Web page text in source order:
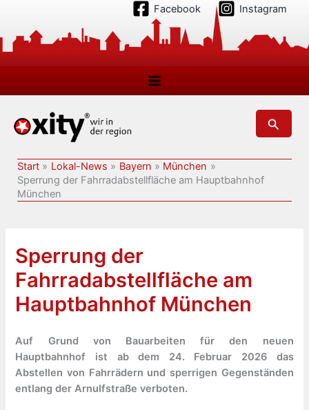
springen
Facebook Instagram
Suchen
Start Lokal-News Bayern
München
Sperrung der Fahrradabstellfläche am Hauptbahnhof
München
Sperrung der
Fahrradabstellfläche am
Hauptbahnhof München
Auf Grund von Bauarbeiten für den neuen
Hauptbahnhof ist ab dem 24. Februar 2026 das
Abstellen von Fahrrädern und sperrigen Gegenständen
entlang der Arnulfstraße verboten.